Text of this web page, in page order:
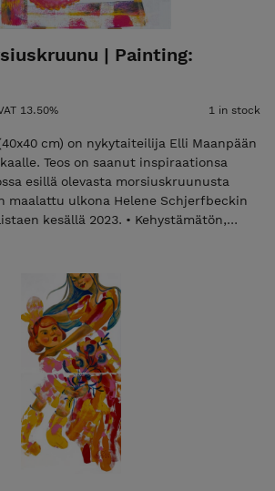
| Painting:
13.50% 1 in stock
cm) on nykytaiteilija Elli Maanpään
Teos on saanut inspiraationsa
esillä olevasta morsiuskruunusta
maalattu ulkona Helene Schjerfbeckin
kesällä 2023. • Kehystämätön,
jos haluat mieluummin
ateljeeltani Helsingin Meilahdesta.
cm acrylic on canvas) painting by Elli
a bridal crown displayed at the
(featured in accompanying photograph).
celebration of Helene Schjerfbeck's
summer of 2023. • Unframed but ready
are included in the price. Please
if you would prefer to pick up
studio in Meilahti, Helsinki.